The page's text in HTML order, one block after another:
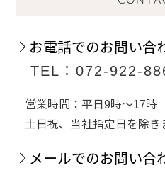
お電話でのお問い合
TEL：072-922-
営業時間：平日9時～17時
土日祝、当社指定日を除き
メールでのお問い合